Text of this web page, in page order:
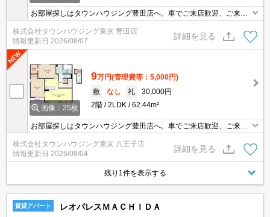
お部屋探しはタウンハウジング豊田店へ。車でご来店歓迎、ご来店
用お客様駐車場あり！
株式会社タウンハウジング東京 豊田店
情報更新日 2026/08/07
詳細を見る
画像：25枚
9万円(管理費等：5,000円)
敷
なし 礼
30,000円
2階
2LDK 62.44m²
お部屋探しはタウンハウジング豊田店へ。車でご来店歓迎、ご来店
用お客様駐車場あり！
株式会社タウンハウジング東京 八王子店
情報更新日 2026/08/04
詳細を見る
残り1件を表示する
賃貸アパート レオパレスＭＡＣＨＩＤＡ